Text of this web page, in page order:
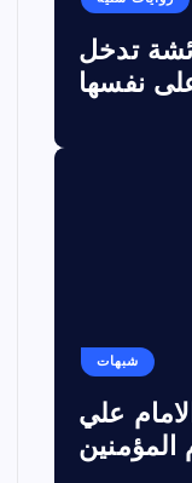
تدخل
نفسها
شبهات
علي